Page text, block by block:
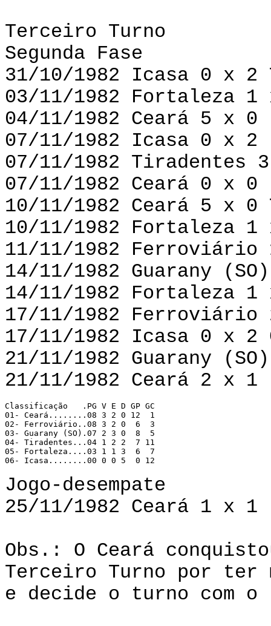
Terceiro Turno
Segunda Fase
31/10/1982 Icasa 0 x 2
03/11/1982 Fortaleza
04/11/1982 Ceará 5 x 0
07/11/1982 Icasa 0 x 2
07/11/1982 Tiradentes
07/11/1982 Ceará 0 x
10/11/1982 Ceará 5 x 0
10/11/1982 Fortaleza 1
11/11/1982
14/11/1982 Guarany
14/11/1982 Fortaleza
17/11/1982
17/11/1982 Icasa 0 x 2
21/11/1982 Guarany
21/11/1982 Ceará 2 x 1
Classificação 	.PG V E D GP GC
01- Ceará........08 3 2 0 12  1
02- Ferroviário..08 3 2 0  6  3
03- Guarany (SO).07 2 3 0  8  5
04- Tiradentes...04 1 2 2  7 11
05- Fortaleza....03 1 1 3  6  7
06- Icasa........00 0 0 5  0 12
Jogo-desempate
25/11/1982 Ceará 1 x
Obs.: O Ceará
Terceiro Turno por ter
e decide o turno com